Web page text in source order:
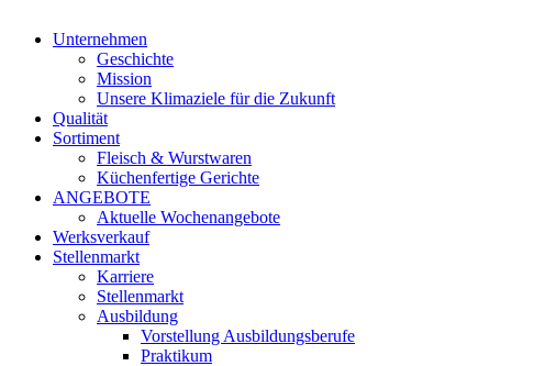
Unternehmen
Geschichte
Mission
Unsere Klimaziele für die Zukunft
Qualität
Sortiment
Fleisch & Wurstwaren
Küchenfertige Gerichte
ANGEBOTE
Aktuelle Wochenangebote
Werksverkauf
Stellenmarkt
Karriere
Stellenmarkt
Ausbildung
Vorstellung Ausbildungsberufe
Praktikum